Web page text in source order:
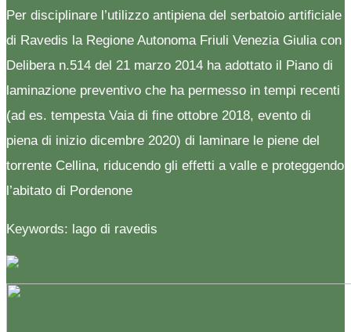
Per disciplinare l’utilizzo antipiena del serbatoio artificiale
di Ravedis la Regione Autonoma Friuli Venezia Giulia con
Delibera n.514 del 21 marzo 2014 ha adottato il Piano di
laminazione preventivo che ha permesso in tempi recenti
(ad es. tempesta Vaia di fine ottobre 2018, evento di
piena di inizio dicembre 2020) di laminare le piene del
torrente Cellina, riducendo gli effetti a valle e proteggendo
l’abitato di Pordenone
Keywords: lago di ravedis